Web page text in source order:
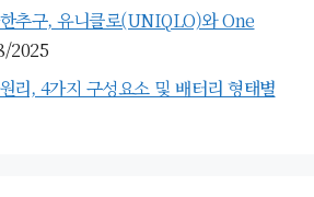
추구, 유니클로(UNIQLO)와 One
2025
리, 4가지 구성요소 및 배터리 형태별